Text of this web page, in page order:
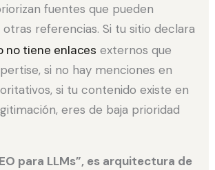
fuentes que pueden
referencias. Si tu sitio declara
no tiene enlaces externos que
si no hay menciones en
si tu contenido existe en
eres de baja prioridad
para LLMs”, es arquitectura de